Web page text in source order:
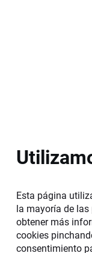
Esta página
la mayoría de
obtener más
cookies
consentimiento